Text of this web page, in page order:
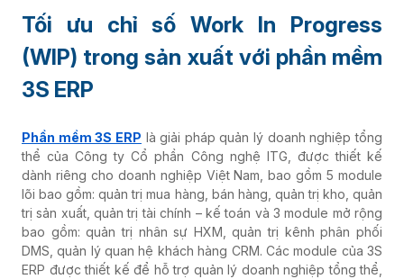
Tối ưu chỉ số Work In Progress
(WIP) trong sản xuất với phần mềm
3S ERP
Phần mềm 3S ERP là giải pháp quản lý doanh nghiệp tổng
thể của Công ty Cổ phần Công nghệ ITG, được thiết kế
dành riêng cho doanh nghiệp Việt Nam, bao gồm 5 module
lõi bao gồm: quản trị mua hàng, bán hàng, quản trị kho, quản
trị sản xuất, quản trị tài chính – kế toán và 3 module mở rộng
bao gồm: quản trị nhân sự HXM, quản trị kênh phân phối
DMS, quản lý quan hệ khách hàng CRM. Các module của 3S
ERP được thiết kế để hỗ trợ quản lý doanh nghiệp tổng thể,